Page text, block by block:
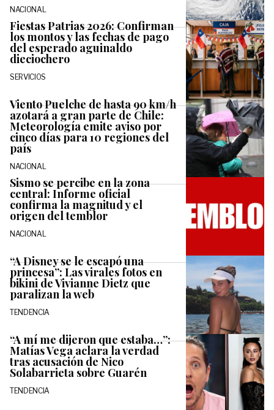
NACIONAL
Fiestas Patrias 2026: Confirman
los montos y las fechas de pago
del esperado aguinaldo
dieciochero
SERVICIOS
Viento Puelche de hasta 90 km/h
azotará a gran parte de Chile:
Meteorología emite aviso por
cinco días para 10 regiones del
país
NACIONAL
Sismo se percibe en la zona
central: Informe oficial
confirma la magnitud y el
origen del temblor
NACIONAL
“A Disney se le escapó una
princesa”: Las virales fotos en
bikini de Vivianne Dietz que
paralizan la web
TENDENCIA
“A mí me dijeron que estaba…”:
Matías Vega aclara la verdad
tras acusación de Nico
Solabarrieta sobre Guarén
TENDENCIA